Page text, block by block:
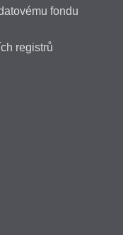
fondu
registrů